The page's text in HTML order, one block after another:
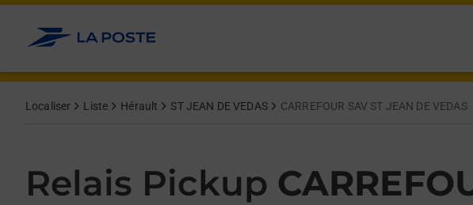
Allez au contenu
Localiser Liste Hérault ST JEAN DE VEDAS CARREFOUR SAV ST JEAN DE VEDAS
Relais Pickup
Day of the WeekHours
Get directions to Relais Pickup at ROUTE DE SETE ST JEAN DE VEDAS,
lien s'ouvre dans un nouvel onglet